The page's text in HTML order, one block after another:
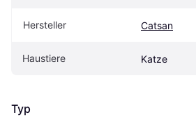
Hersteller Catsan
Haustiere Katze
Typ